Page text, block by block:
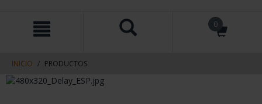
contenido
navegacin
0
INICIO PRODUCTOS